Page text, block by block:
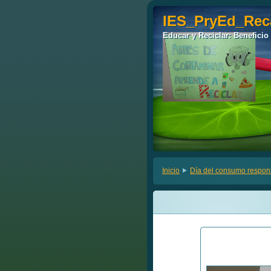
Educar y Reciclar:
Educar y Reciclar:
Inicio Día del consumo